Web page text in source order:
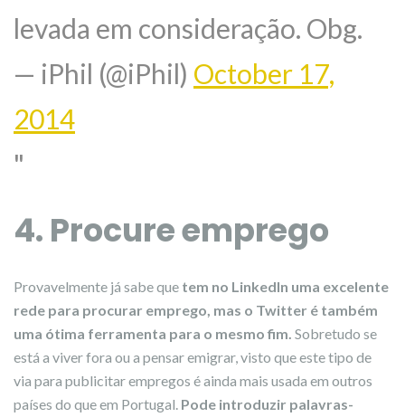
levada em consideração. Obg.
— iPhil (@iPhil) October 17,
2014
4. Procure emprego
Provavelmente já sabe que tem no LinkedIn uma excelente
rede para procurar emprego, mas o Twitter é também
uma ótima ferramenta para o mesmo fim. Sobretudo se
está a viver fora ou a pensar emigrar, visto que este tipo de
via para publicitar empregos é ainda mais usada em outros
países do que em Portugal. Pode introduzir palavras-